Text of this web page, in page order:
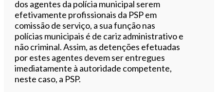
dos agentes da polícia municipal serem
efetivamente profissionais da PSP em
comissão de serviço, a sua função nas
polícias municipais é de cariz administrativo e
não criminal. Assim, as detenções efetuadas
por estes agentes devem ser entregues
imediatamente à autoridade competente,
neste caso, a PSP.